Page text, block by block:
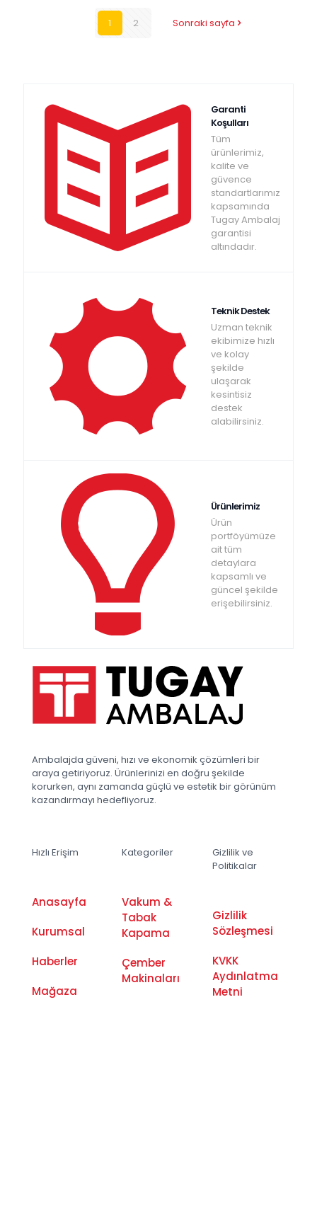
1 2 Sonraki sayfa
Garanti
Koşulları
Tüm
ürünlerimiz,
kalite ve
güvence
standartlarımız
kapsamında
Tugay Ambalaj
garantisi
altındadır.
Teknik Destek
Uzman teknik
ekibimize hızlı
ve kolay
şekilde
ulaşarak
kesintisiz
destek
alabilirsiniz.
Ürünlerimiz
Ürün
portföyümüze
ait tüm
detaylara
kapsamlı ve
güncel şekilde
erişebilirsiniz.
Ambalajda güveni, hızı ve ekonomik çözümleri bir
araya getiriyoruz. Ürünlerinizi en doğru şekilde
korurken, aynı zamanda güçlü ve estetik bir görünüm
kazandırmayı hedefliyoruz.
Hızlı Erişim
Anasayfa
Kurumsal
Haberler
Mağaza
Kategoriler
Vakum &
Tabak
Kapama
Çember
Makinaları
Gizlilik ve
Politikalar
Gizlilik
Sözleşmesi
KVKK
Aydınlatma
Metni